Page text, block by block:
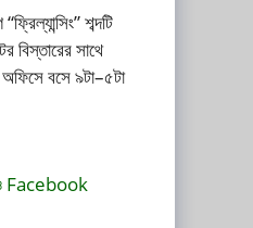
শব্দটি
বিস্তারের সাথে
বসে ৯টা–৫টা
ও Facebook